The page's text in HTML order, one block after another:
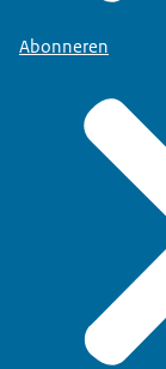
Abonneren